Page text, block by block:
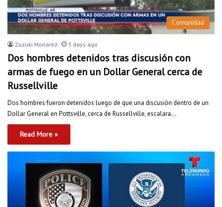
Comunidad
Zuzuki Monarez 3 days ago
Dos hombres detenidos tras discusión con
armas de fuego en un Dollar General cerca de
Russellville
Dos hombres fueron detenidos luego de que una discusión dentro de un
Dollar General en Pottsville, cerca de Russellville, escalara…
Read More »